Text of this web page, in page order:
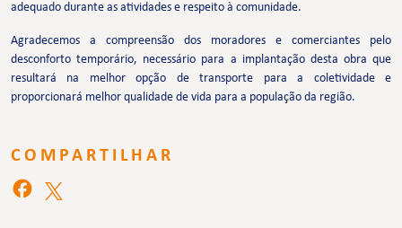
adequado durante as atividades e respeito à comunidade.
Agradecemos a compreensão dos moradores e comerciantes pelo
desconforto temporário, necessário para a implantação desta obra que
resultará na melhor opção de transporte para a coletividade e
proporcionará melhor qualidade de vida para a população da região.
COMPARTILHAR